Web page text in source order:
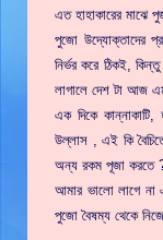
এত হাহাকারের মাঝে
পুজো উদ্যোক্তাদের
নির্ভর করে ঠিকই,
লাগালে দেশ টা আজ
এক দিকে
উল্লাস , এই কি
অন্য রকম পূজা করতে ?
আমার ভালো লাগে না
পুজো বৈষম্য থেকে